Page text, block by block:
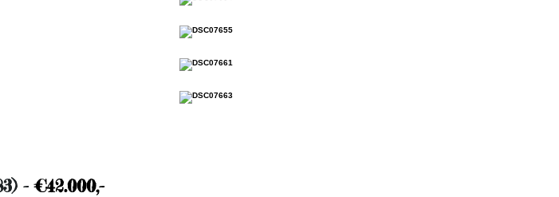
-€42.000,-